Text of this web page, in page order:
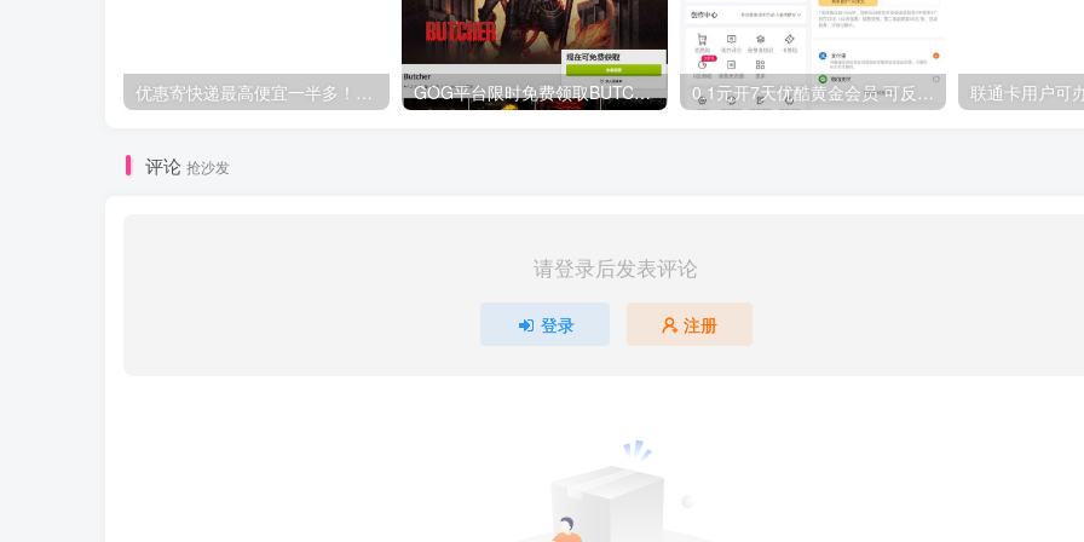
优惠寄快递最高便宜一半多！白鸽惠递 GOG平台限时免费领取BUTCHER（屠夫） 0.1元开7天优酷黄金会员 可反复开通需要关闭自动续费
评论 抢沙发
请登录后发表评论
登录 注册